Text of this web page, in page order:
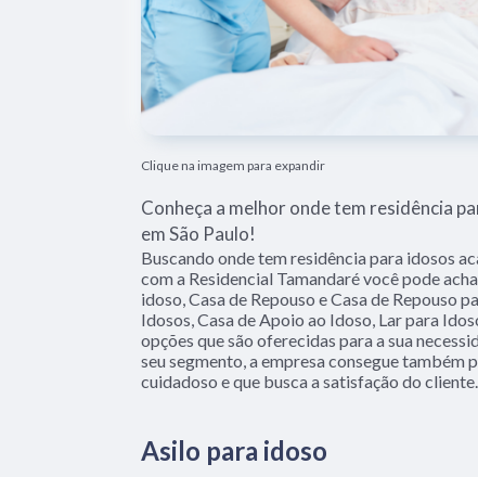
Clique na imagem para expandir
Conheça a melhor onde tem residência
em São Paulo!
Buscando onde tem residência para idosos
com a Residencial Tamandaré você pode
idoso, Casa de Repouso e Casa de Repouso
Idosos, Casa de Apoio ao Idoso, Lar para
opções que são oferecidas para a sua
seu segmento, a empresa consegue
cuidadoso e que busca a satisfação do cliente.
Asilo para idoso